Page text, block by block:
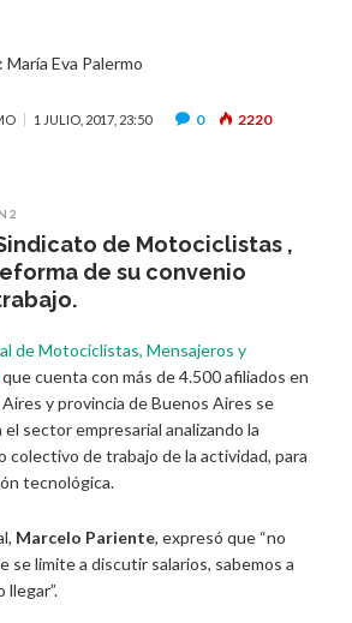
Eva Palermo
1 JULIO, 2017, 23:50 0 2220
2
de Motociclistas ,
de su convenio
de Motociclistas, Mensajeros y
que cuenta con más de 4.500 afiliados en
y provincia de Buenos Aires se
sector empresarial analizando la
colectivo de trabajo de la actividad, para
tecnológica.
Marcelo Pariente, expresó que “no
se limite a discutir salarios, sabemos a
llegar”.